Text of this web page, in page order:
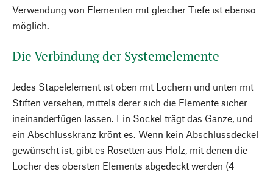
Verwendung von Elementen mit gleicher Tiefe ist ebenso
möglich.
Die Verbindung der Systemelemente
Jedes Stapelelement ist oben mit Löchern und unten mit
Stiften versehen, mittels derer sich die Elemente sicher
ineinanderfügen lassen. Ein Sockel trägt das Ganze, und
ein Abschlusskranz krönt es. Wenn kein Abschlussdeckel
gewünscht ist, gibt es Rosetten aus Holz, mit denen die
Löcher des obersten Elements abgedeckt werden (4